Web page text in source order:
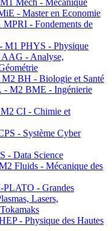
Mech - Mécanique
- Master en Economie
- Fondements de
M1 PHYS - Physique
- Analyse,
BH - Biologie et Santé
M2 BME - Ingénierie
CI - Chimie et
- Système Cyber
- Data Science
Fluids - Mécanique des
- Grandes
Lasers,
- Physique des Hautes